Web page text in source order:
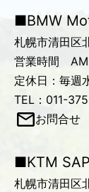
■BMW
札幌市清田区
営業時間
定休日：毎週
TEL：011-
お問合せ
■KTM
札幌市清田区